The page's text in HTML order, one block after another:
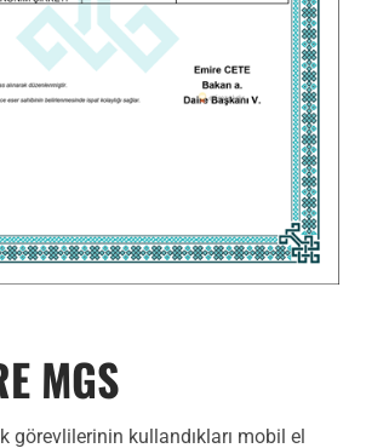
MGS
görevlilerinin kullandıkları mobil el